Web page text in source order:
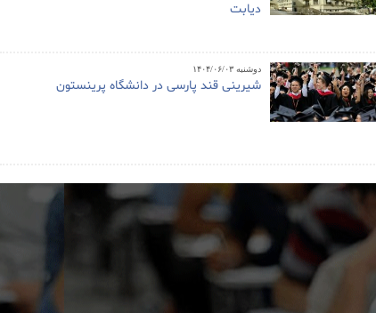
دیابت
دوشنبه ۱۴۰۴/۰۶/۰۳
شیرینی قند پارسی در دانشگاه پرینستون